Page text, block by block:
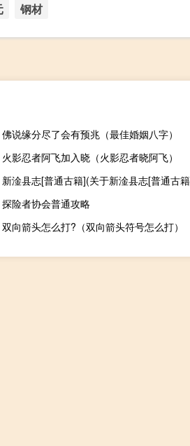
钢材
佛说缘分尽了会有预兆（最佳婚姻八字）
火影忍者阿飞加入晓（火影忍者晓阿飞）
新淦县志[普通古籍](关于新淦县志[普通古
探险者协会普通攻略
双向箭头怎么打?（双向箭头符号怎么打）